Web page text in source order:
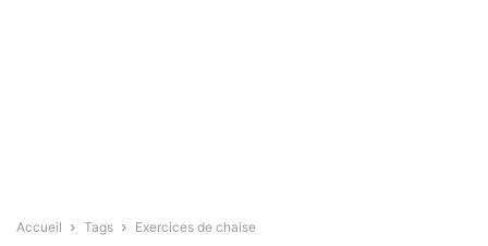
Accueil Tags Exercices de chaise